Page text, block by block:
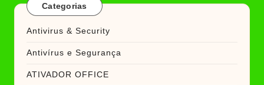
Categorias
Antivirus & Security
Antivírus e Segurança
ATIVADOR OFFICE